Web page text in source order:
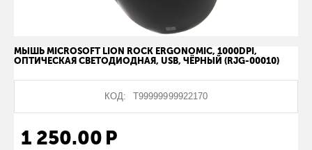
МЫШЬ MICROSOFT LION ROCK ERGONOMIC, 1000DPI,
ОПТИЧЕСКАЯ СВЕТОДИОДНАЯ, USB, ЧЁРНЫЙ (RJG-00010)
КОД: Т99999999922170
1 250.00 Р